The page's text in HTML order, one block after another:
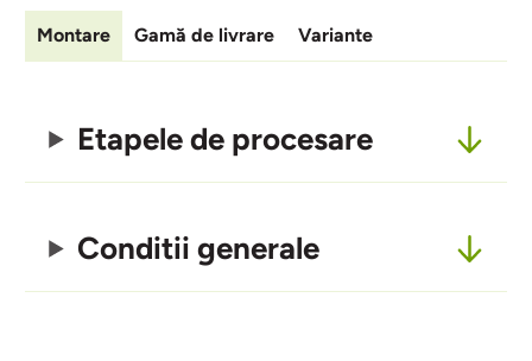
Montare Gamă de livrare Variante
Etapele de procesare
Conditii generale